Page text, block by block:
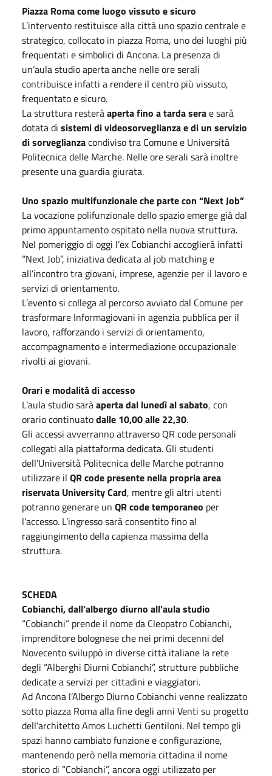
Piazza Roma come luogo vissuto e sicuro
L’intervento restituisce alla città uno spazio centrale e
strategico, collocato in piazza Roma, uno dei luoghi più
frequentati e simbolici di Ancona. La presenza di
un’aula studio aperta anche nelle ore serali
contribuisce infatti a rendere il centro più vissuto,
frequentato e sicuro.
La struttura resteràaperta fino a tarda serae sarà
dotata di sistemi di videosorveglianza e di un servizio
di sorveglianzacondiviso tra Comune e Università
Politecnica delle Marche. Nelle ore serali sarà inoltre
presente una guardia giurata.
Uno spazio multifunzionale che parte con “Next Job”
La vocazione polifunzionale dello spazio emerge già dal
primo appuntamento ospitato nella nuova struttura.
Nel pomeriggio di oggi l’ex Cobianchi accoglierà infatti
“Next Job”, iniziativa dedicata al job matching e
all’incontro tra giovani, imprese, agenzie per il lavoro e
servizi di orientamento.
L’evento si collega al percorso avviato dal Comune per
trasformare Informagiovani in agenzia pubblica per il
lavoro, rafforzando i servizi di orientamento,
accompagnamento e intermediazione occupazionale
rivolti ai giovani.
Orari e modalità di accesso
L’aula studio saràaperta dal lunedì al sabato, con
orario continuatodalle 10,00 alle 22,30.
Gli accessi avverranno attraverso QR code personali
collegati alla piattaforma dedicata. Gli studenti
dell’Università Politecnica delle Marche potranno
utilizzare il QR code presente nella propria area
riservata University Card, mentre gli altri utenti
potranno generare un QR code temporaneo per
l’accesso. L’ingresso sarà consentito fino al
raggiungimento della capienza massima della
struttura.
SCHEDA
Cobianchi, dall’albergo diurno all’aula studio
“Cobianchi” prende il nome da Cleopatro Cobianchi,
imprenditore bolognese che nei primi decenni del
Novecento sviluppò in diverse città italiane la rete
degli “Alberghi Diurni Cobianchi”, strutture pubbliche
dedicate a servizi per cittadini e viaggiatori.
Ad Ancona l’Albergo Diurno Cobianchi venne realizzato
sotto piazza Roma alla fine degli anni Venti su progetto
dell’architetto Amos Luchetti Gentiloni. Nel tempo gli
spazi hanno cambiato funzione e configurazione,
mantenendo però nella memoria cittadina il nome
storico di “Cobianchi”, ancora oggi utilizzato per